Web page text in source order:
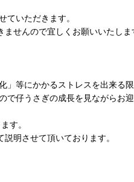
ていただきます。
せんので宜しくお願いいたしま
等にかかるストレスを出来る
仔うさぎの成長を見ながらお
す。
明させて頂いております。